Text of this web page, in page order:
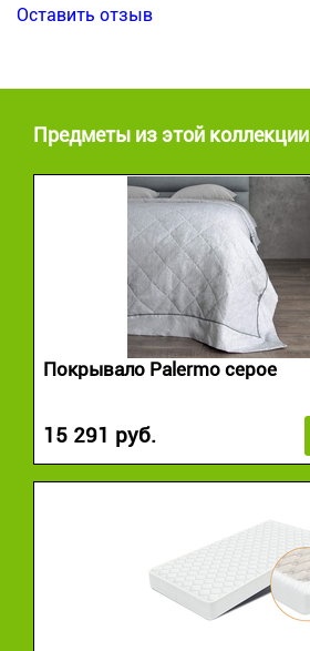
Оставить отзыв
Предметы из этой коллекции
Покрывало Palermo серое
15 291 руб.